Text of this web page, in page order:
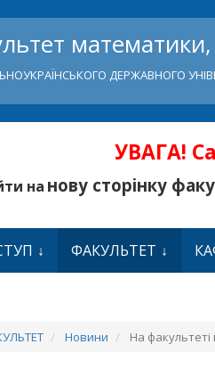
ДЕРЖАВНОГО
УВАГА!
на нову сторінку
ФАКУЛЬТЕТ
Новини На